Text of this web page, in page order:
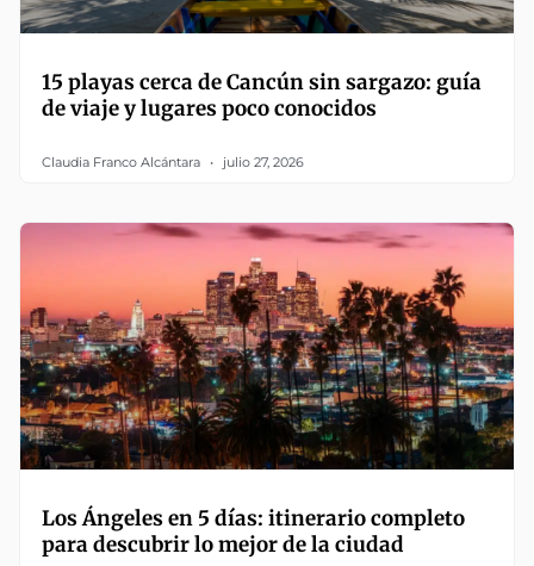
15 playas cerca de Cancún sin sargazo: guía
de viaje y lugares poco conocidos
Claudia Franco Alcántara julio 27, 2026
Los Ángeles en 5 días: itinerario completo
para descubrir lo mejor de la ciudad